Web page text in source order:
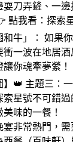
耍刀弄鏟、一
點我看：探索
和牛」： 如果
衝一波在地居
讓你魂牽夢縈
👑 主題三：
星號不可錯過
味的一餐！
宴非常熱門，